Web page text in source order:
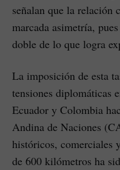
señalan que la relación
marcada asimetría,
doble de lo que logra
La imposición de esta
tensiones diplomáticas
Ecuador y Colombia
Andina de Naciones
históricos, comerciales
de 600 kilómetros ha